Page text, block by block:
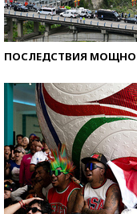
ПОСЛЕДСТВИЯ